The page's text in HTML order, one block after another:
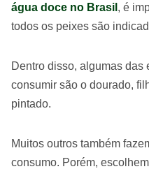
água doce no Brasil , é
todos os peixes são
Dentro disso, algumas das
consumir são o dourado,
pintado.
Muitos outros também
consumo. Porém,